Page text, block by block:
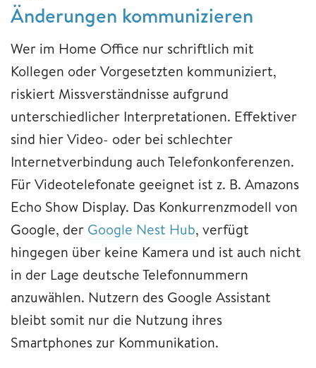
Änderungen kommunizieren
Wer im Home Office nur schriftlich mit
Kollegen oder Vorgesetzten kommuniziert,
riskiert Missverständnisse aufgrund
unterschiedlicher Interpretationen. Effektiver
sind hier Video- oder bei schlechter
Internetverbindung auch Telefonkonferenzen.
Für Videotelefonate geeignet ist z. B. Amazons
Echo Show Display. Das Konkurrenzmodell von
Google, der Google Nest Hub, verfügt
hingegen über keine Kamera und ist auch nicht
in der Lage deutsche Telefonnummern
anzuwählen. Nutzern des Google Assistant
bleibt somit nur die Nutzung ihres
Smartphones zur Kommunikation.